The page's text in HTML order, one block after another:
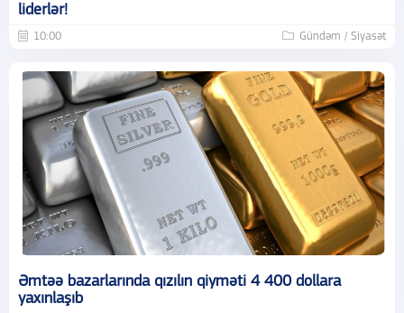
liderlər!
10:00 Gündəm / Siyasət
Əmtəə bazarlarında qızılın qiyməti 4 400 dollara
yaxınlaşıb